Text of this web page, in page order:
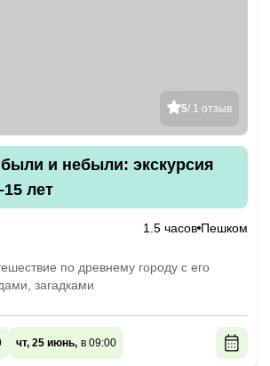
5/ 1 отзыв
и небыли: экскурсия
лет
1.5 часов Пешком
по древнему городу с его
загадками
чт, 25 июнь, в 09:00